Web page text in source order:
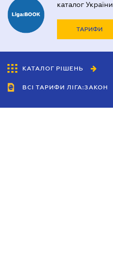
каталог України
ТАРИФИ
КАТАЛОГ РІШЕНЬ
ВСІ ТАРИФИ ЛІГА:ЗАКОН